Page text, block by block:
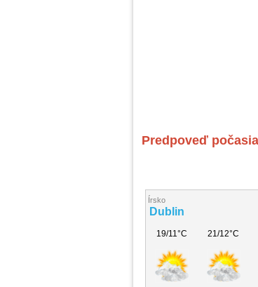
Predpoveď počasia
Írsko
Dublin
19/11°C 21/12°C